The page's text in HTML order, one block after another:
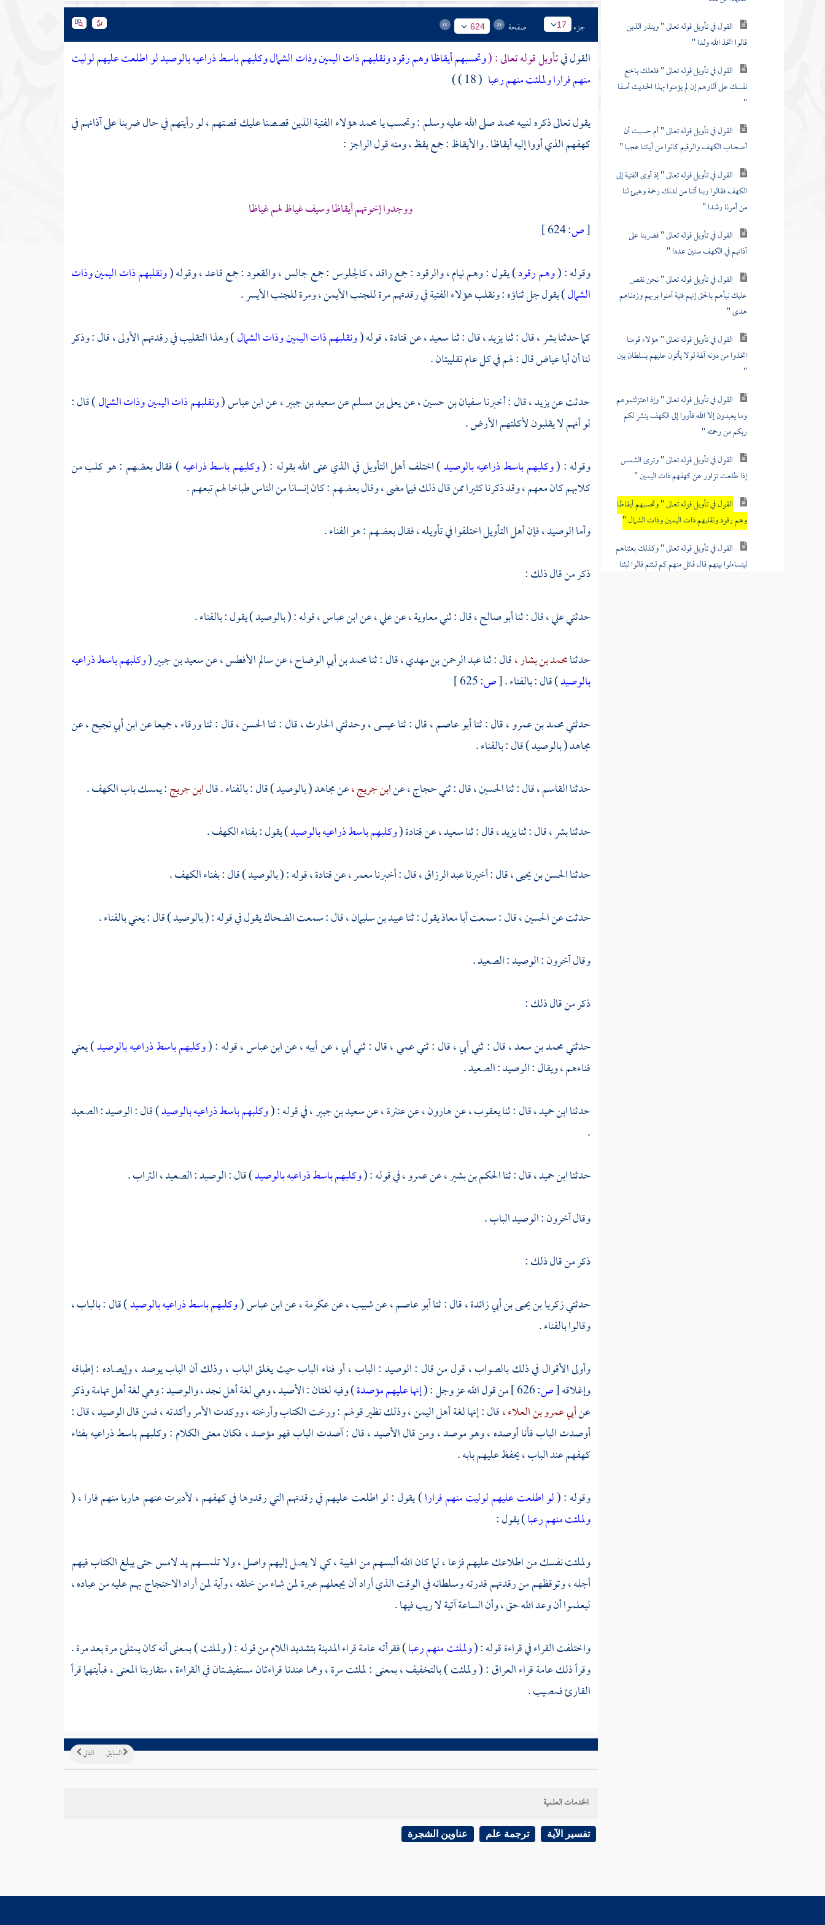
القول في تأويل قوله تعالى " وينذر الذين
قالوا اتخذ الله ولدا "
القول في تأويل قوله تعالى " فلعلك باخع
نفسك على آثارهم إن لم يؤمنوا بهذا الحديث أسفا
"
القول في تأويل قوله تعالى " أم حسبت أن
أصحاب الكهف والرقيم كانوا من آياتنا عجبا "
القول في تأويل قوله تعالى " إذ أوى الفتية إلى
الكهف فقالوا ربنا آتنا من لدنك رحمة وهيئ لنا
من أمرنا رشدا "
القول في تأويل قوله تعالى " فضربنا على
آذانهم في الكهف سنين عددا "
القول في تأويل قوله تعالى " نحن نقص
عليك نبأهم بالحق إنهم فتية آمنوا بربهم وزدناهم
هدى "
القول في تأويل قوله تعالى " هؤلاء قومنا
اتخذوا من دونه آلهة لولا يأتون عليهم بسلطان بين
"
القول في تأويل قوله تعالى " وإذ اعتزلتموهم
وما يعبدون إلا الله فأووا إلى الكهف ينشر لكم
ربكم من رحمته "
القول في تأويل قوله تعالى " وترى الشمس
إذا طلعت تزاور عن كهفهم ذات اليمين "
القول في تأويل قوله تعالى " وتحسبهم أيقاظا
وهم رقود ونقلبهم ذات اليمين وذات الشمال "
القول في تأويل قوله تعالى " وكذلك بعثناهم
ليتساءلوا بينهم قال قائل منهم كم لبثتم قالوا لبثنا
تأتيهم سنة الأولين أو يأتيهم العذاب قبلا "
جزء 17 صفحة 624
القول فيتأويل قوله تعالى : (وتحسبهم أيقاظا وهم رقود ونقلبهم ذات اليمين وذات الشمال وكلبهم باسط ذراعيه بالوصيد لو اطلعت عليهم لوليت
منهم فرارا ولملئت منهم رعبا ( 18 ) )
يقول تعالى ذكره لنبيهمحمدصلى الله عليه وسلم : وتحسب يامحمدهؤلاء الفتية الذين قصصنا عليك قصتهم ، لو رأيتهم في حال ضربنا على آذانهم في
كهفهم الذي أووا إليه أيقاظا . والأيقاظ : جمع يقظ ، ومنه قول الراجز :
ووجدوا إخوتهم أيقاظا وسيف غياظ لهم غياظا
[ص:
وقوله : (وهم رقود) يقول : وهم نيام ، والرقود : جمع راقد ، كالجلوس : جمع جالس ، والقعود : جمع قاعد ، وقوله (ونقلبهم ذات اليمين وذات
الشمال) يقول جل ثناؤه : ونقلب هؤلاء الفتية في رقدتهم مرة للجنب الأيمن ، ومرة للجنب الأيسر .
كما حدثنابشر ،قال : ثنايزيد ،قال : ثناسعيد ،عنقتادة، قوله (ونقلبهم ذات اليمين وذات الشمال) وهذا التقليب في رقدتهم الأولى ، قال : وذكر
لنا أنأبا عياضقال : لهم في كل عام تقليبتان .
حدثت عنيزيد ،قال : أخبرناسفيان بن حسين ،عنيعلى بن مسلمعنسعيد بن جبير ،عنابن عباس(ونقلبهم ذات اليمين وذات الشمال) قال :
لو أنهم لا يقلبون لأكلتهم الأرض .
وقوله : (وكلبهم باسط ذراعيه بالوصيد) اختلف أهل التأويل في الذي عنى الله بقوله : (وكلبهم باسط ذراعيه) فقال بعضهم : هو كلب من
كلابهم كان معهم ، وقد ذكرنا كثيرا ممن قال ذلك فيما مضى ، وقال بعضهم : كان إنسانا من الناس طباخا لهم تبعهم .
وأما الوصيد ، فإن أهل التأويل اختلفوا في تأويله ، فقال بعضهم : هو الفناء .
ذكر من قال ذلك :
حدثنيعلي ،قال : ثناأبو صالح ،قال : ثنيمعاوية ،عنعلي ،عنابن عباس ،قوله : ( بالوصيد ) يقول : بالفناء .
حدثنامحمد بن بشار ،قال : ثناعبد الرحمن بن مهدي ،قال : ثنامحمد بن أبي الوضاح ،عنسالم الأفطس ،عنسعيد بن جبير(وكلبهم باسط ذراعيه
بالوصيد) قال : بالفناء .[ص:
حدثنيمحمد بن عمرو ،قال : ثناأبو عاصم ،قال : ثناعيسى، وحدثنيالحارث ،قال : ثناالحسن ،قال : ثناورقاء ،جميعا عنابن أبي نجيح ،عن
مجاهد( بالوصيد ) قال : بالفناء .
حدثناالقاسم ،قال : ثناالحسين ،قال : ثنيحجاج ،عنابن جريج ،عنمجاهد( بالوصيد ) قال : بالفناء . قالابن جريج: يمسك باب الكهف .
حدثنابشر ،قال : ثنايزيد ،قال : ثناسعيد ،عنقتادة(وكلبهم باسط ذراعيه بالوصيد) يقول : بفناء الكهف .
حدثناالحسن بن يحيى ،قال : أخبرناعبد الرزاق ،قال : أخبرنامعمر ،عنقتادة ،قوله : ( بالوصيد ) قال : بفناء الكهف .
حدثت عنالحسين ،قال : سمعتأبا معاذيقول : ثناعبيد بن سليمان ،قال : سمعتالضحاكيقول في قوله : ( بالوصيد ) قال : يعني بالفناء .
وقال آخرون : الوصيد : الصعيد .
ذكر من قال ذلك :
حدثنيمحمد بن سعد ،قال : ثني أبي ، قال : ثني عمي ، قال : ثني أبي ، عن أبيه ، عنابن عباس ،قوله : (وكلبهم باسط ذراعيه بالوصيد) يعني
فناءهم ، ويقال : الوصيد : الصعيد .
حدثناابن حميد ،قال : ثنايعقوب ،عنهارون ،عنعنترة، عنسعيد بن جبير ،في قوله : (وكلبهم باسط ذراعيه بالوصيد) قال : الوصيد : الصعيد
.
حدثناابن حميد ،قال : ثناالحكم بن بشير ،عنعمرو ،في قوله : (وكلبهم باسط ذراعيه بالوصيد) قال : الوصيد : الصعيد ، التراب .
وقال آخرون : الوصيد الباب .
ذكر من قال ذلك :
حدثنيزكريا بن يحيى بن أبي زائدة ،قال : ثناأبو عاصم، عنشبيب ،عنعكرمة ،عنابن عباس(وكلبهم باسط ذراعيه بالوصيد) قال : بالباب ،
وقالوا بالفناء .
وأولى الأقوال في ذلك بالصواب ، قول من قال : الوصيد : الباب ، أو فناء الباب حيث يغلق الباب ، وذلك أن الباب يوصد ، وإيصاده : إطباقه
وإغلاقه[ص: من قول الله عز وجل : (إنها عليهم مؤصدة) وفيه لغتان : الأصيد ، وهي لغة أهل نجد ، والوصيد : وهي لغة أهلتهامةوذكر
عنأبي عمرو بن العلاء ،قال : إنها لغة أهلاليمن ،وذلك نظير قولهم : ورخت الكتاب وأرخته ، ووكدت الأمر وأكدته ، فمن قال الوصيد ، قال :
أوصدت الباب فأنا أوصده ، وهو موصد ، ومن قال الأصيد ، قال : آصدت الباب فهو مؤصد ، فكان معنى الكلام : وكلبهم باسط ذراعيه بفناء
كهفهم عند الباب ، يحفظ عليهم بابه .
وقوله : (لو اطلعت عليهم لوليت منهم فرارا) يقول : لو اطلعت عليهم في رقدتهم التي رقدوها في كهفهم ، لأدبرت عنهم هاربا منهم فارا ، (
ولملئت منهم رعبا) يقول :
ولملئت نفسك من اطلاعك عليهم فزعا ، لما كان الله ألبسهم من الهيبة ، كي لا يصل إليهم واصل ، ولا تلمسهم يد لامس حتى يبلغ الكتاب فيهم
أجله ، وتوقظهم من رقدتهم قدرته وسلطانه في الوقت الذي أراد أن يجعلهم عبرة لمن شاء من خلقه ، وآية لمن أراد الاحتجاج بهم عليه من عباده ،
ليعلموا أن وعد الله حق ، وأن الساعة آتية لا ريب فيها .
واختلفت القراء في قراءة قوله : (ولملئت منهم رعبا) فقرأته عامة قراء المدينة بتشديد اللام من قوله : ( ولملئت ) بمعنى أنه كان يمتلئ مرة بعد مرة .
وقرأ ذلك عامة قراءالعراق: ( ولملئت ) بالتخفيف ، بمعنى : لملئت مرة ، وهما عندنا قراءتان مستفيضتان في القراءة ، متقاربتا المعنى ، فبأيتهما قرأ
القارئ فمصيب .
التالي السابق
الخدمات العلمية
تفسير الآية ترجمة علم عناوين الشجرة